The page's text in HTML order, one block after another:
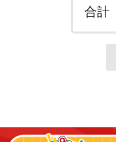
合計